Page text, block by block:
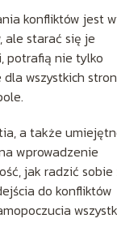
konfliktów jest
ale starać się je
potrafią nie tylko
wszystkich
a także
wprowadzenie
jak radzić sobie
do konfliktów